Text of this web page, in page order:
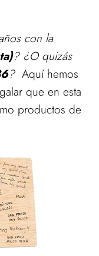
con la
? ¿O quizás
?Aquí hemos
que en esta
productos de